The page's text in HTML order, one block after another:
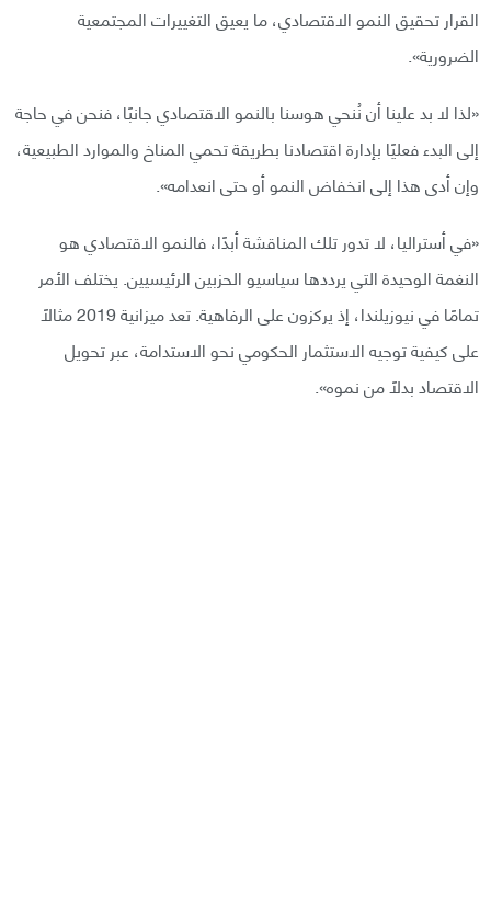
القرار تحقيق النمو الاقتصادي، ما يعيق التغييرات المجتمعية
الضرورية».
«لذا لا بد علينا أن نُنحي هوسنا بالنمو الاقتصادي جانبًا، فنحن في حاجة
إلى البدء فعليًا بإدارة اقتصادنا بطريقة تحمي المناخ والموارد الطبيعية،
وإن أدى هذا إلى انخفاض النمو أو حتى انعدامه».
«في أستراليا، لا تدور تلك المناقشة أبدًا، فالنمو الاقتصادي هو
النغمة الوحيدة التي يرددها سياسيو الحزبين الرئيسيين. يختلف الأمر
تمامًا في نيوزيلندا، إذ يركزون على الرفاهية. تعد ميزانية 2019 مثالًا
على كيفية توجيه الاستثمار الحكومي نحو الاستدامة، عبر تحويل
الاقتصاد بدلًا من نموه».